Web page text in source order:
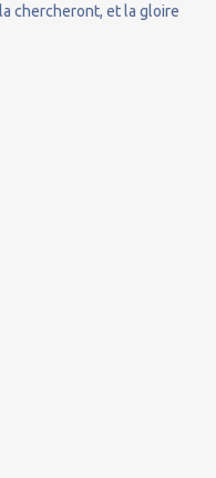
chercheront, et la gloire